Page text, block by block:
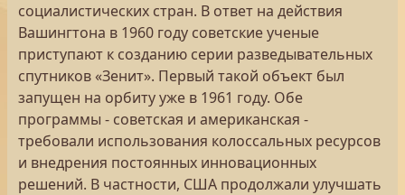
социалистических стран. В ответ на действия
Вашингтона в 1960 году советские ученые
приступают к созданию серии разведывательных
спутников «Зенит». Первый такой объект был
запущен на орбиту уже в 1961 году. Обе
программы - советская и американская -
требовали использования колоссальных ресурсов
и внедрения постоянных инновационных
решений. В частности, США продолжали улучшать